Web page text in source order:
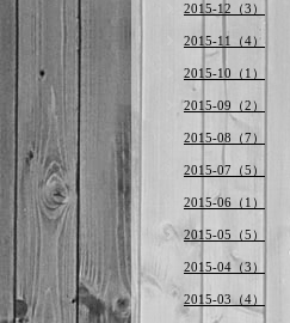
2015-12（3）
2015-11（4）
2015-10（1）
2015-09（2）
2015-08（7）
2015-07（5）
2015-06（1）
2015-05（5）
2015-04（3）
2015-03（4）